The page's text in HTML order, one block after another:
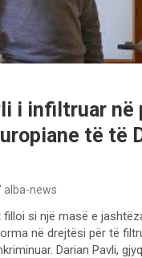
i infiltruar në
të të
alba-news
si një masë e
në drejtësi për të
Darian Pavli,